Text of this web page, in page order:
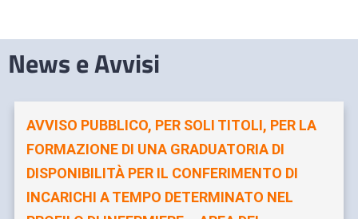
News e Avvisi
AVVISO PUBBLICO, PER SOLI TITOLI, PER LA
FORMAZIONE DI UNA GRADUATORIA DI
DISPONIBILITÀ PER IL CONFERIMENTO DI
INCARICHI A TEMPO DETERMINATO NEL